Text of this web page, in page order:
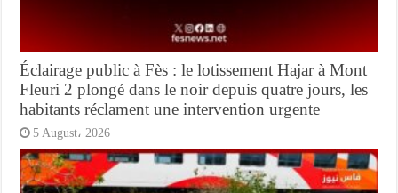
Éclairage public à Fès : le lotissement Hajar à Mont
Fleuri 2 plongé dans le noir depuis quatre jours, les
habitants réclament une intervention urgente
5 August، 2026